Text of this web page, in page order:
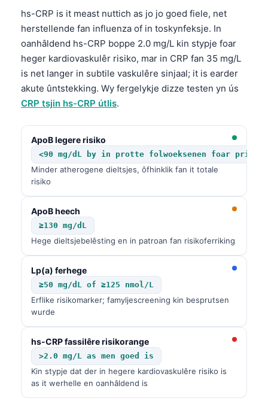
hs-CRP is it meast nuttich as jo jo goed fiele, net
herstellende fan influenza of in toskynfeksje. In
oanhâldend hs-CRP boppe 2.0 mg/L kin stypje foar
heger kardiovaskulêr risiko, mar in CRP fan 35 mg/L
is net langer in subtile vaskulêre sinjaal; it is earder
akute ûntstekking. Wy fergelykje dizze testen yn ús
CRP tsjin hs-CRP útlis.
ApoB legere risiko
<90 mg/dL by in protte folwoeksenen foar
Minder atherogene dieltsjes, ôfhinklik fan it totale
risiko
ApoB heech
≥130 mg/dL
Hege dieltsjebelêsting en in patroan fan risikoferriking
Lp(a) ferhege
≥50 mg/dL of ≥125 nmol/L
Erflike risikomarker; famyljescreening kin besprutsen
wurde
hs-CRP fassilêre risikorange
>2.0 mg/L as men goed is
Kin stypje dat der in hegere kardiovaskulêre risiko is
as it werhelle en oanhâldend is
தமிழ்
ગુજરાતી
ಕನ್ನಡ
മലയാളം
Tiếng Việt
Tagalog
ဗမာစာ
ភាសាខ្មែរ
አማርኛ
Українська
O‘zbekcha
Қазақ тілі
Suomi
Hrvatski
Slovenčina